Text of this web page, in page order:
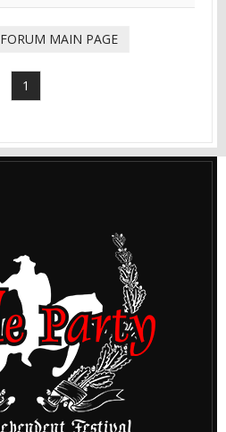
FORUM MAIN PAGE
1